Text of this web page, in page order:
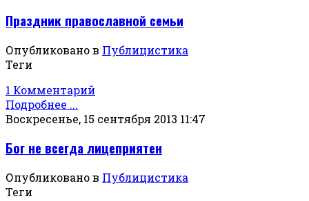
Праздник православной семьи
Опубликовано в Публицистика
Теги
1 Комментарий
Подробнее ...
Воскресенье, 15 сентября 2013 11:47
Бог не всегда лицеприятен
Опубликовано в Публицистика
Теги